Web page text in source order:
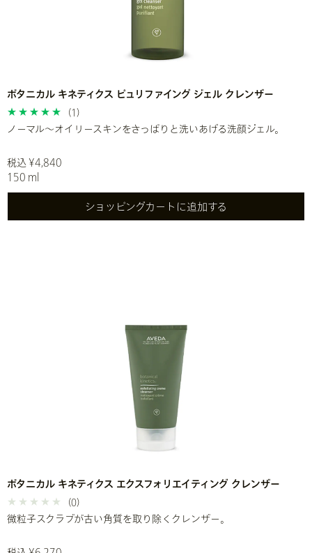
ボタニカル キネティクス ピュリファイング ジェル クレンザー
(1)
ノーマル～オイリースキンをさっぱりと洗いあげる洗顔ジェル。
税込 ¥4,840
150 ml
ショッピングカートに追加する
ボタニカル キネティクス エクスフォリエイティング クレンザー
(0)
微粒子スクラブが古い角質を取り除くクレンザー。